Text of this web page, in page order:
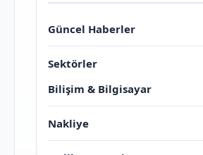
Güncel Haberler
Sektörler
Bilişim & Bilgisayar
Nakliye